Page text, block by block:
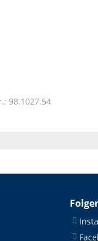
98.1027.54